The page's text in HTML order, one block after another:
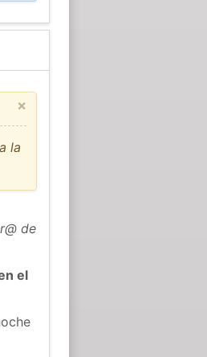
×
la
de
el